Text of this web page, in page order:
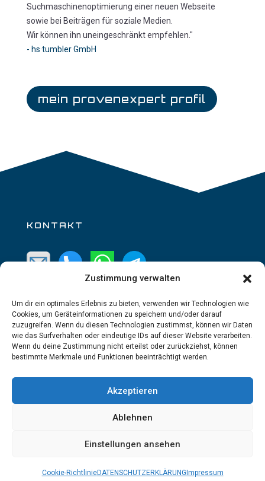
Zustimmung verwalten
Um dir ein optimales Erlebnis zu bieten, verwenden wir Technologien wie
Cookies, um Geräteinformationen zu speichern und/oder darauf
zuzugreifen. Wenn du diesen Technologien zustimmst, können wir Daten
wie das Surfverhalten oder eindeutige IDs auf dieser Website verarbeiten.
Wenn du deine Zustimmung nicht erteilst oder zurückziehst, können
bestimmte Merkmale und Funktionen beeinträchtigt werden.
Akzeptieren
Ablehnen
Einstellungen ansehen
Cookie-RichtlinieDATENSCHUTZERKLÄRUNG Impressum
Suchmaschinenoptimierung einer neuen Webseite
sowie bei Beiträgen für soziale Medien.
Wir können ihn uneingeschränkt empfehlen."
- hs·tumbler GmbH
mein provenexpert profil
KONTAKT
SOCIAL MEDIA
COOKIE-RICHTLINIE